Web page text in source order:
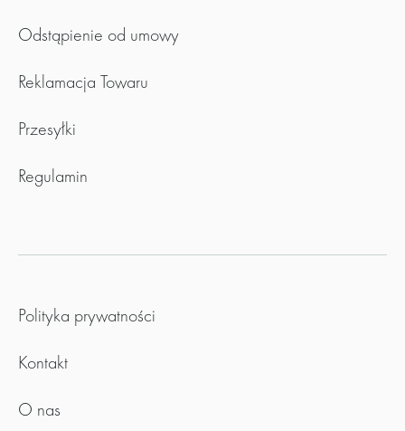
Odstąpienie od umowy
Reklamacja Towaru
Przesyłki
Regulamin
Polityka prywatności
Kontakt
O nas